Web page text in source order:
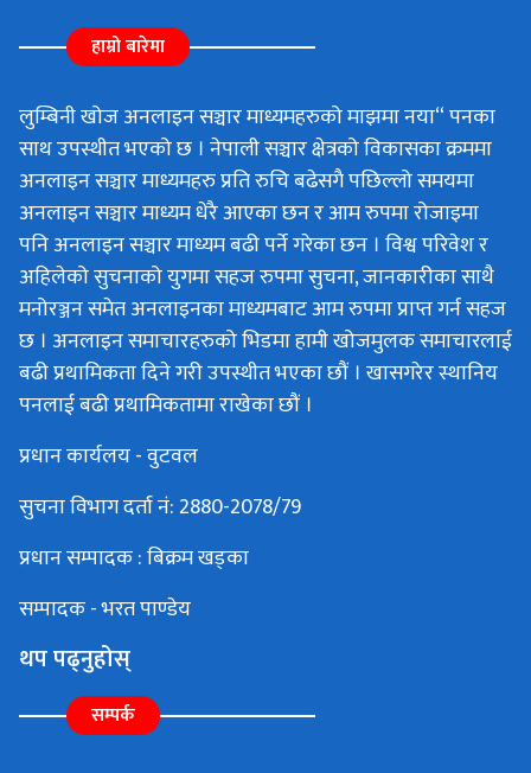
हाम्रो बारेमा
लुम्बिनी खोज अनलाइन सञ्चार माध्यमहरुको माझमा नया“ पनका
साथ उपस्थीत भएको छ । नेपाली सञ्चार क्षेत्रको विकासका क्रममा
अनलाइन सञ्चार माध्यमहरु प्रति रुचि बढेसगै पछिल्लो समयमा
अनलाइन सञ्चार माध्यम धेरै आएका छन र आम रुपमा रोजाइमा
पनि अनलाइन सञ्चार माध्यम बढी पर्ने गरेका छन । विश्व परिवेश र
अहिलेको सुचनाको युगमा सहज रुपमा सुचना, जानकारीका साथै
मनोरञ्जन समेत अनलाइनका माध्यमबाट आम रुपमा प्राप्त गर्न सहज
छ । अनलाइन समाचारहरुको भिडमा हामी खोजमुलक समाचारलाई
बढी प्रथामिकता दिने गरी उपस्थीत भएका छौं । खासगरेर स्थानिय
पनलाई बढी प्रथामिकतामा राखेका छौं ।
प्रधान कार्यलय - वुटवल
सुचना विभाग दर्ता नं: 2880-2078/79
प्रधान सम्पादक : बिक्रम खड्का
सम्पादक - भरत पाण्डेय
थप पढ्नुहोस्
सम्पर्क